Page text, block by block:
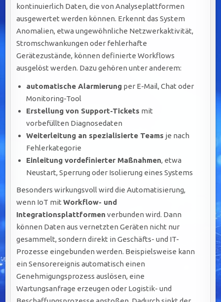
kontinuierlich Daten, die von Analyseplattformen
ausgewertet werden können. Erkennt das System
Anomalien, etwa ungewöhnliche Netzwerkaktivität,
Stromschwankungen oder fehlerhafte
Gerätezustände, können definierte Workflows
ausgelöst werden. Dazu gehören unter anderem:
automatische Alarmierung per E-Mail, Chat oder
Monitoring-Tool
Erstellung von Support-Tickets mit
vorbefüllten Diagnosedaten
Weiterleitung an spezialisierte Teams je nach
Fehlerkategorie
Einleitung vordefinierter Maßnahmen, etwa
Neustart, Sperrung oder Isolierung eines Systems
Besonders wirkungsvoll wird die Automatisierung,
wenn IoT mitWorkflow- und
Integrationsplattformen verbunden wird. Dann
können Daten aus vernetzten Geräten nicht nur
gesammelt, sondern direkt in Geschäfts- und IT-
Prozesse eingebunden werden. Beispielsweise kann
ein Sensorereignis automatisch einen
Genehmigungsprozess auslösen, eine
Wartungsanfrage erzeugen oder Logistik- und